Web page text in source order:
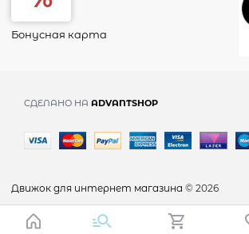
Бонусная карта
СДЕЛАНО НА ADVANTSHOP
Движок для интернет магазина © 2026